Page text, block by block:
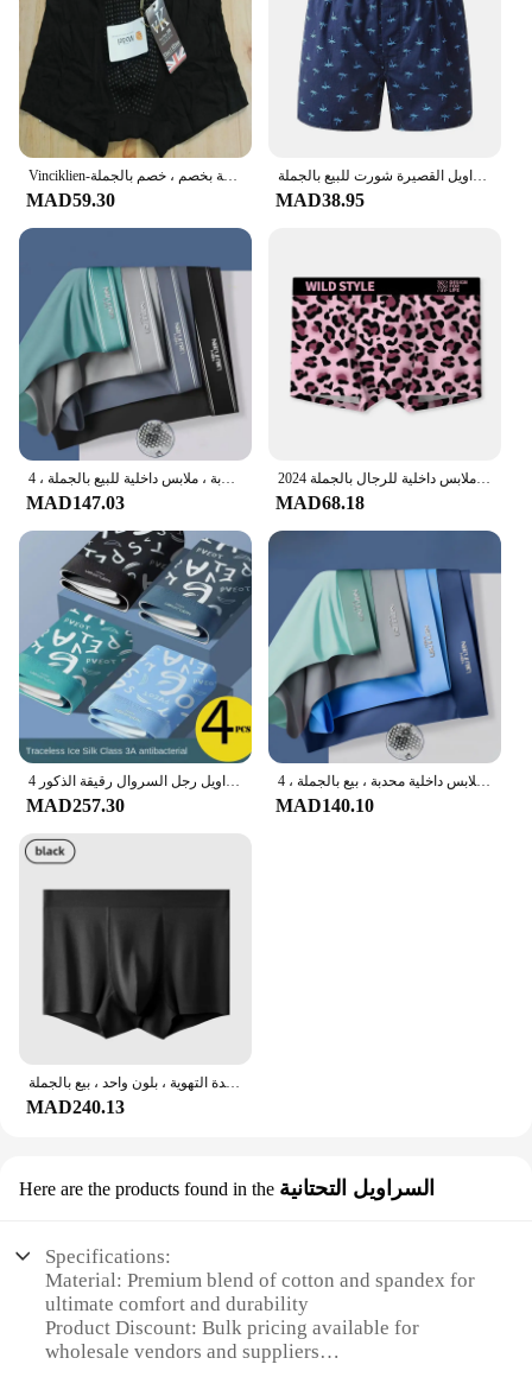
MAD59.30
بوكسر من القطن الخالص ملابس داخلية للرجال سراويل داخلية للرجال سراويل داخلية للرجال سراويل داخلية للرجال سراويل داخلية للسراويل القصيرة شورت للبيع بالجملة
MAD38.95
MAD147.03
2024 جديد الرجال الحرير الجليد الملابس الداخلية الوردي ليوبارد نمط مريح زاوية مسطحة مضاد للجراثيم موضة ملابس داخلية للرجال بالجملة
MAD68.18
MAD257.30
شورت بوكسر من الحرير الجليدي للرجال ، سراويل داخلية للرجال ، سراويل داخلية رقيقة مثيرة جيدة التهوية ، ملابس داخلية محدبة ، بيع بالجملة ، 4 * *
MAD140.10
سراويل داخلية من القطن الخالص للشباب ، سراويل داخلية متوسطة الخصر مضادة للبكتيريا ، ملابس داخلية جيدة التهوية ، بلون واحد ، بيع بالجملة
MAD240.13
Here are the products found in the السراويل التحتانية
Specifications:
Material: Premium blend of cotton and spandex for
ultimate comfort and durability
Product Discount: Bulk pricing available for
wholesale vendors and suppliers